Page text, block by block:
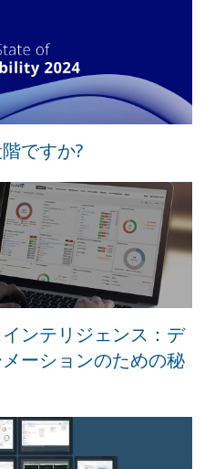
ですか?
ンテリジェンス：デ
ーションのための秘